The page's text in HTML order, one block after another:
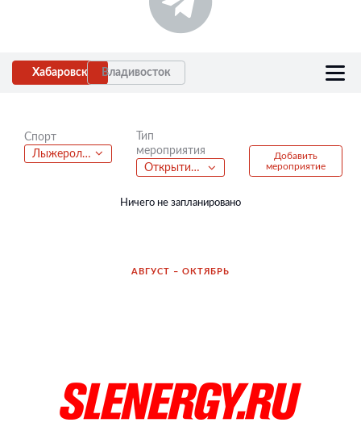
Хабаровск Владивосток
Спорт
Лыжероллеры
Тип
мероприятия
Открытие велосезона
Добавить
мероприятие
Ничего не запланировано
АВГУСТ – ОКТЯБРЬ